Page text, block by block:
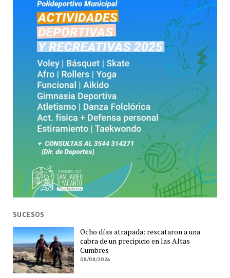
SUCESOS
Ocho días atrapada: rescataron a una
cabra de un precipicio en las Altas
Cumbres
08/08/2026